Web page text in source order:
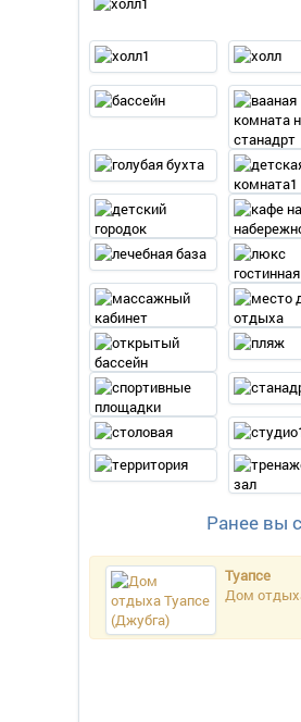
Ранее вы
Туапсе
Дом